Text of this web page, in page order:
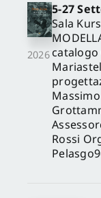
2026
5-27
Sala
catalogo
Rossi